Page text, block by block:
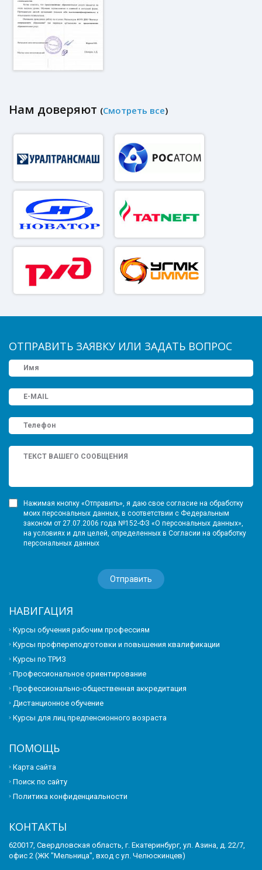
Нам доверяют (Смотреть все)
ОТПРАВИТЬ ЗАЯВКУ ИЛИ ЗАДАТЬ ВОПРОС
Нажимая кнопку «Отправить», я даю свое согласие на обработку
моих персональных данных, в соответствии с Федеральным
законом от 27.07.2006 года №152-ФЗ «О персональных данных»,
на условиях и для целей, определенных в Согласии на обработку
персональных данных
НАВИГАЦИЯ
Курсы обучения рабочим профессиям
Курсы профпереподготовки и повышения квалификации
Курсы по ТРИЗ
Профессиональное ориентирование
Профессионально-общественная аккредитация
Дистанционное обучение
Курсы для лиц предпенсионного возраста
ПОМОЩЬ
Карта сайта
Поиск по сайту
Политика конфиденциальности
КОНТАКТЫ
620017, Свердловская область, г. Екатеринбург, ул. Азина, д. 22/7,
офис 2 (ЖК "Мельница", вход с ул. Челюскинцев)